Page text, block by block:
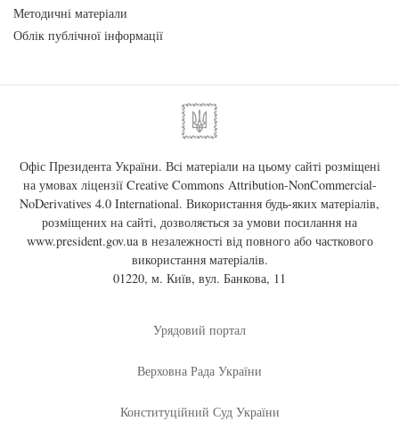
Методичні матеріали
Облік публічної інформації
Офіс Президента України. Всі матеріали на цьому сайті розміщені
на умовах ліцензії Creative Commons Attribution-NonCommercial-
NoDerivatives 4.0 International. Використання будь-яких матеріалів,
розміщених на сайті, дозволяється за умови посилання на
www.president.gov.uaв незалежності від повного або часткового
використання матеріалів.
01220, м. Київ, вул. Банкова, 11
Урядовий портал
Верховна Рада України
Конституційний Суд України